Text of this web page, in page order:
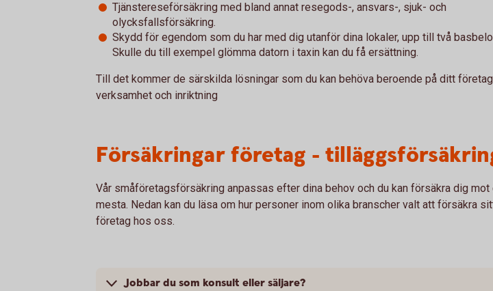
Tjänstereseförsäkring med bland annat resegods-, ansvars-, sjuk- och
olycksfallsförsäkring.
Skydd för egendom som du har med dig utanför dina lokaler, upp till två
Skulle du till exempel glömma datorn i taxin kan du få ersättning.
Till det kommer de särskilda lösningar som du kan behöva beroende på ditt
verksamhet och inriktning
Försäkringar företag -
Vår småföretagsförsäkring anpassas efter dina behov och du kan försäkra dig mot
mesta. Nedan kan du läsa om hur personer inom olika branscher valt att försäkra
företag hos oss.
Jobbar du som konsult eller säljare?